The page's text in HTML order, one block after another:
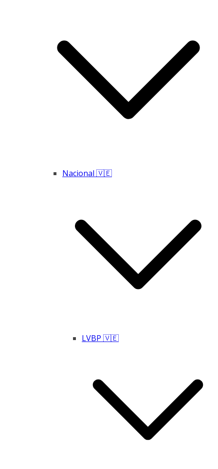
Nacional 🇻🇪
LVBP 🇻🇪